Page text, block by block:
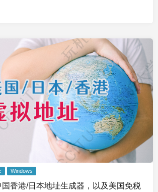
Windows
香港/日本地址生成器，以及美国免税